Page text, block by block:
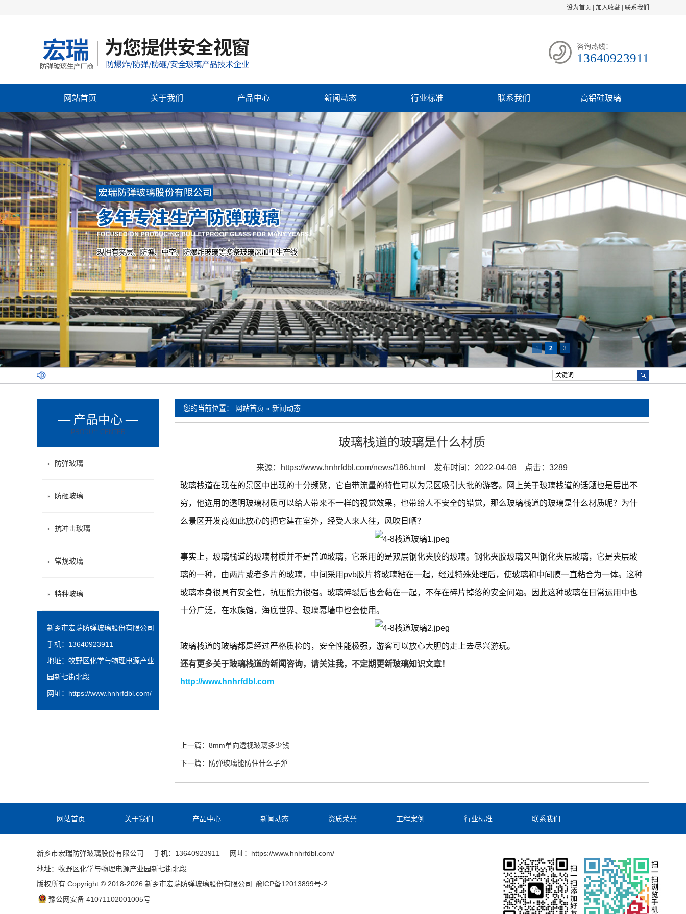
设为首页 加入收藏 联系我们
咨询热线：
13640923911
网站首页 关于我们 产品中心 新闻动态 行业标准 联系我们 高铝硅玻璃
1 2 3
您的当前位置： 网站首页 » 新闻动态
玻璃栈道的玻璃是什么材质
来源： https://www.hnhrfdbl.com/news/186.html 发布时间：2022-04-08 点击：3289
玻璃栈道在现在的景区中出现的十分频繁，它自带流量的特性可以为景区吸引大批的游客。网上关于玻璃栈道的话题也是层出不
穷，他选用的透明玻璃材质可以给人带来不一样的视觉效果，也带给人不安全的错觉，那么玻璃栈道的玻璃是什么材质呢？为什
么景区开发商如此放心的把它建在室外，经受人来人往，风吹日晒？
事实上，玻璃栈道的玻璃材质并不是普通玻璃，它采用的是双层钢化夹胶的玻璃。钢化夹胶玻璃又叫钢化夹层玻璃，它是夹层玻
璃的一种，由两片或者多片的玻璃，中间采用pvb胶片将玻璃粘在一起，经过特殊处理后，使玻璃和中间膜一直粘合为一体。这种
玻璃本身很具有安全性，抗压能力很强。玻璃碎裂后也会黏在一起，不存在碎片掉落的安全问题。因此这种玻璃在日常运用中也
十分广泛，在水族馆，海底世界、玻璃幕墙中也会使用。
玻璃栈道的玻璃都是经过严格质检的，安全性能极强，游客可以放心大胆的走上去尽兴游玩。
还有更多关于玻璃栈道的新闻咨询，请关注我，不定期更新玻璃知识文章！
http://www.hnhrfdbl.com
上一篇： 8mm单向透视玻璃多少钱
下一篇： 防弹玻璃能防住什么子弹
— 产品中心 —
PRODU** CENTER
防弹玻璃
防砸玻璃
抗冲击玻璃
常规玻璃
特种玻璃
新乡市宏瑞防弹玻璃股份有限公司
手机：13640923911
地址：牧野区化学与物理电源产业
园新七街北段
网址： https://www.hnhrfdbl.com/
网站首页 关于我们 产品中心 新闻动态 资质荣誉 工程案例 行业标准 联系我们
新乡市宏瑞防弹玻璃股份有限公司 手机：13640923911
网址：https://www.hnhrfdbl.com/
地址：牧野区化学与物理电源产业园新七街北段
版权所有 Copyright © 2018-2026 新乡市宏瑞防弹玻璃股份有限公司 豫ICP备12013899号-2
豫公网安备 41071102001005号